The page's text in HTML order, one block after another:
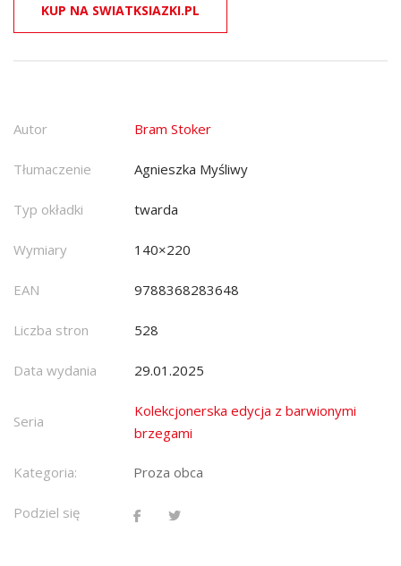
KUP NA SWIATKSIAZKI.PL
Autor Bram Stoker
Tłumaczenie Agnieszka Myśliwy
Typ okładki twarda
Wymiary 140×220
EAN 9788368283648
Liczba stron 528
Data wydania 29.01.2025
Seria
Kolekcjonerska edycja z barwionymi
brzegami
Kategoria: Proza obca
Podziel się